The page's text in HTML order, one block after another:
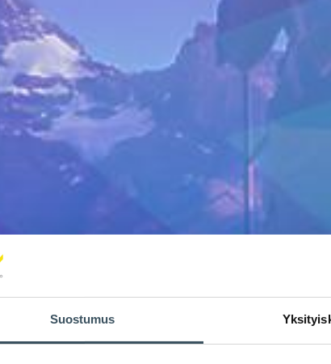
Suostumus